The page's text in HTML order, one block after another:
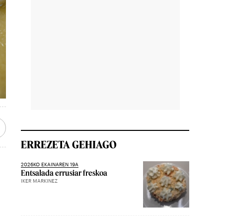
ERREZETA GEHIAGO
2026KO EKAINAREN 19A
Entsalada errusiar freskoa
IKER MARKINEZ